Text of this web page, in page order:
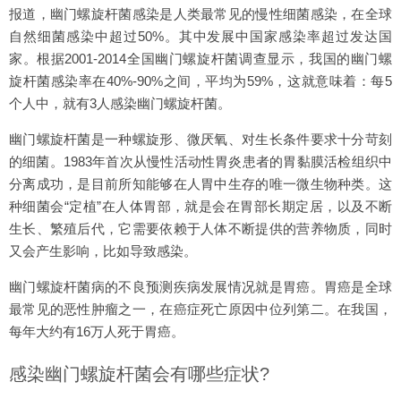
报道，幽门螺旋杆菌感染是人类最常见的慢性细菌感染，在全球
自然细菌感染中超过50%。其中发展中国家感染率超过发达国
家。根据2001-2014全国幽门螺旋杆菌调查显示，我国的幽门螺
旋杆菌感染率在40%-90%之间，平均为59%，这就意味着：每5
个人中，就有3人感染幽门螺旋杆菌。
幽门螺旋杆菌是一种螺旋形、微厌氧、对生长条件要求十分苛刻
的细菌。1983年首次从慢性活动性胃炎患者的胃黏膜活检组织中
分离成功，是目前所知能够在人胃中生存的唯一微生物种类。这
种细菌会“定植”在人体胃部，就是会在胃部长期定居，以及不断
生长、繁殖后代，它需要依赖于人体不断提供的营养物质，同时
又会产生影响，比如导致感染。
幽门螺旋杆菌病的不良预测疾病发展情况就是胃癌。胃癌是全球
最常见的恶性肿瘤之一，在癌症死亡原因中位列第二。在我国，
每年大约有16万人死于胃癌。
感染幽门螺旋杆菌会有哪些症状?